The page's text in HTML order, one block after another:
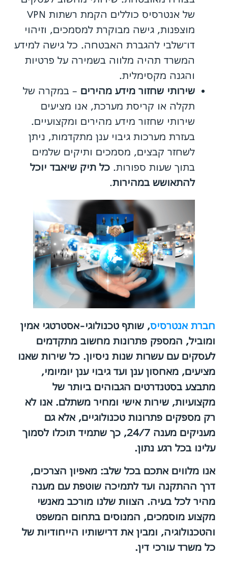
של אנטרסיס כוללים הקמת רשתות VPN
מוצפנות, גישה מבוקרת למסמכים, וזיהוי
דו־שלבי להגברת האבטחה. כל גישה למידע
המשרד תהיה מלווה בשמירה על פרטיות
והגנה מקסימלית.
שירותי שחזור מידע מהירים – במקרה של
תקלה או קריסת מערכת, אנו מציעים
שירותי שחזור מידע מהירים ומקצועיים.
בעזרת מערכות גיבוי ענן מתקדמות, ניתן
לשחזר קבצים, מסמכים ותיקים שלמים
בתוך שעות ספורות. כל תיק שיאבד יוכל
להתאושש במהירות.
חברת אנטרסיס, שותף טכנולוגי-אסטרטגי אמין
ומוביל, המספק פתרונות מחשוב מתקדמים
לעסקים עם עשרות שנות ניסיון. כל שירות שאנו
מציעים, מאחסון ענן ועד גיבוי ענן יומיומי,
מתבצע בסטנדרטים הגבוהים ביותר של
מקצועיות, שירות אישי ומחיר משתלם. אנו לא
רק מספקים פתרונות טכנולוגיים, אלא גם
מעניקים מענה 24/7, כך שתמיד תוכלו לסמוך
עלינו בכל רגע נתון.
אנו מלווים אתכם בכל שלב: מאפיון הצרכים,
דרך ההתקנה ועד לתמיכה שוטפת עם מענה
מהיר לכל בעיה. הצוות שלנו מורכב מאנשי
מקצוע מוסמכים, המנוסים בתחום המשפט
והטכנולוגיה, ומבין את דרישותיו הייחודיות של
כל משרד עורכי דין.